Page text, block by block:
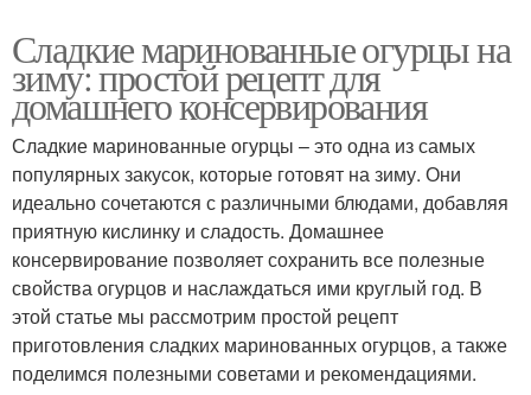
Сладкие маринованные огурцы на
зиму: простой рецепт для
домашнего консервирования
Сладкие маринованные огурцы – это одна из самых
популярных закусок, которые готовят на зиму. Они
идеально сочетаются с различными блюдами, добавляя
приятную кислинку и сладость. Домашнее
консервирование позволяет сохранить все полезные
свойства огурцов и наслаждаться ими круглый год. В
этой статье мы рассмотрим простой рецепт
приготовления сладких маринованных огурцов, а также
поделимся полезными советами и рекомендациями.